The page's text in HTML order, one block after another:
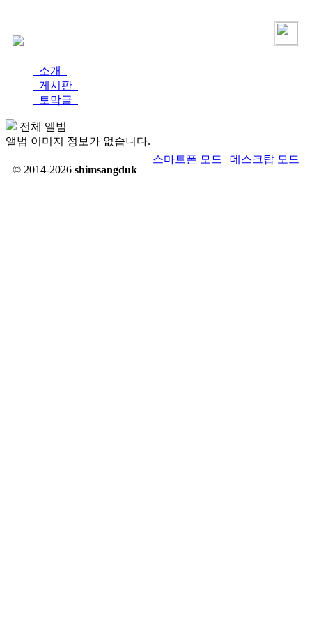
소개
게시판
토막글
전체 앨범
앨범 이미지 정보가 없습니다.
© 2014-2026 shimsangduk
스마트폰 모드 | 데스크탑 모드